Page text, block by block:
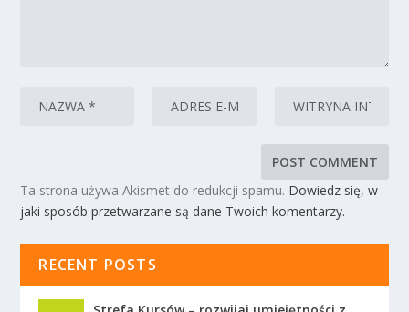
Ta strona używa Akismet do redukcji spamu. Dowiedz się, w
jaki sposób przetwarzane są dane Twoich komentarzy.
RECENT POSTS